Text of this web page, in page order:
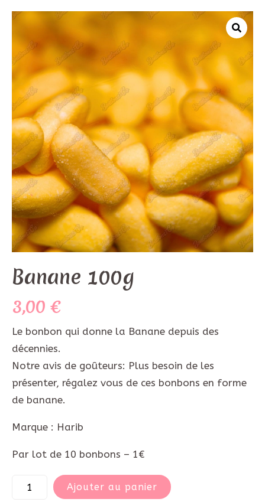
Banane 100g
3,00€
Le bonbon qui donne la Banane depuis des
décennies.
Notre avis de goûteurs: Plus besoin de les
présenter, régalez vous de ces bonbons en forme
de banane.
Marque : Harib
Par lot de 10 bonbons – 1€
Ajouter au panier